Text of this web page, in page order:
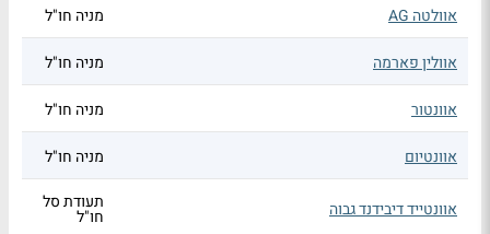
אוולטה AG מניה חו"ל
אוולין פארמה מניה חו"ל
אוונטור מניה חו"ל
אוונטיום מניה חו"ל
אוונטייד דיבידנד גבוה תעודת סל
חו"ל